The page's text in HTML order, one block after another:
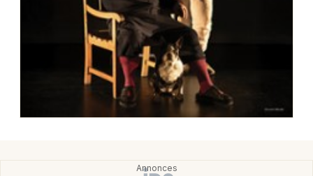
Je m'abonne